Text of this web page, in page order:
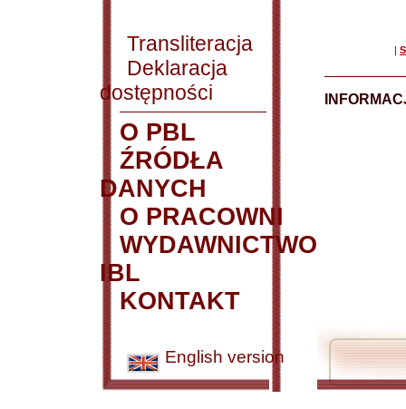
Transliteracja
Deklaracja
dostępności
O PBL
ŹRÓDŁA
DANYCH
O PRACOWNI
WYDAWNICTWO
IBL
KONTAKT
English version
|